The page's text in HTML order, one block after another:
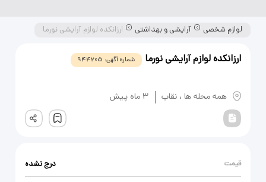
لوازم شخصی آرایشی و بهداشتی ارزانکده لوازم آرایشی نورما
ارزانکده لوازم آرایشی نورما شماره آگهی: 944205
همه محله ها ، نقاب 3 ماه پیش
ثبت
قیمت درج نشده